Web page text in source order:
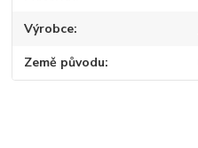
Výrobce
Země původu